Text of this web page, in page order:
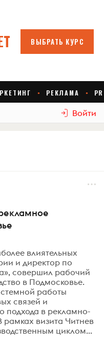
Войти
влиятельных
и директор по
совершил рабочий
в Подмосковье.
работы
связей и
подхода в рекламно-
рамках визита Читнев
циклом...